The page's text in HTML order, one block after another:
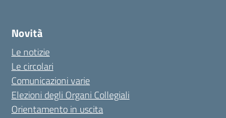
Novità
Le notizie
Le circolari
Comunicazioni varie
Elezioni degli Organi Collegiali
Orientamento in uscita